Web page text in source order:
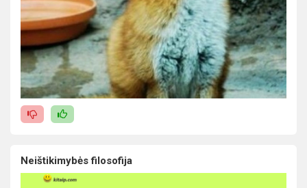
Neištikimybės filosofija